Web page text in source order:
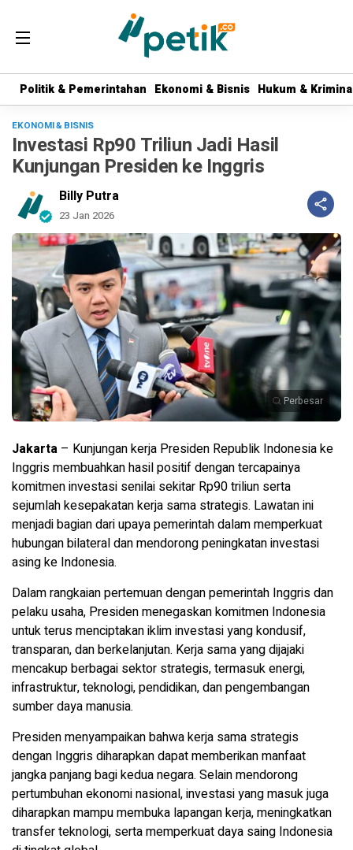
Politik & Pemerintahan Ekonomi & Bisnis Hukum &
Politik & Pemerintahan Ekonomi & Bisnis Hukum &
EKONOMI & BISNIS
Investasi Rp90 Triliun Jadi Hasil
Kunjungan Presiden ke Inggris
Billy Putra
23 Jan 2026
Perbesar
Jakarta – Kunjungan kerja Presiden Republik Indonesia ke
Inggris membuahkan hasil positif dengan tercapainya
komitmen investasi senilai sekitar Rp90 triliun serta
sejumlah kesepakatan kerja sama strategis. Lawatan ini
menjadi bagian dari upaya pemerintah dalam memperkuat
hubungan bilateral dan mendorong peningkatan investasi
asing ke Indonesia.
Dalam rangkaian pertemuan dengan pemerintah Inggris dan
pelaku usaha, Presiden menegaskan komitmen Indonesia
untuk terus menciptakan iklim investasi yang kondusif,
transparan, dan berkelanjutan. Kerja sama yang dijajaki
mencakup berbagai sektor strategis, termasuk energi,
infrastruktur, teknologi, pendidikan, dan pengembangan
sumber daya manusia.
Presiden menyampaikan bahwa kerja sama strategis
dengan Inggris diharapkan dapat memberikan manfaat
jangka panjang bagi kedua negara. Selain mendorong
pertumbuhan ekonomi nasional, investasi yang masuk juga
diharapkan mampu membuka lapangan kerja, meningkatkan
transfer teknologi, serta memperkuat daya saing Indonesia